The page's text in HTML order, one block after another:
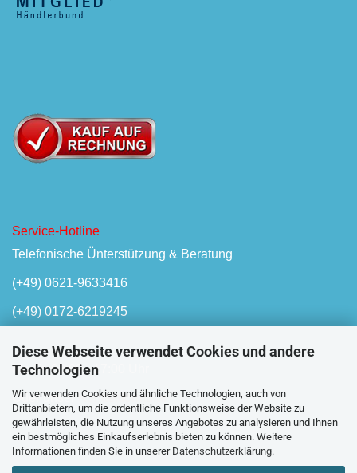
Diese Webseite verwendet Cookies und andere
Technologien
Wir verwenden Cookies und ähnliche Technologien, auch von
Drittanbietern, um die ordentliche Funktionsweise der Website zu
gewährleisten, die Nutzung unseres Angebotes zu analysieren und Ihnen
ein bestmögliches Einkaufserlebnis bieten zu können. Weitere
Informationen finden Sie in unserer Datenschutzerklärung.
Service-Hotline
Telefonische Ünterstützung & Beratung
(+49) 0621-9633416
(+49) 0172-6219245
Mo-Fr, 08:00 - 17:00 Uhr
Oder unserKontaktformular